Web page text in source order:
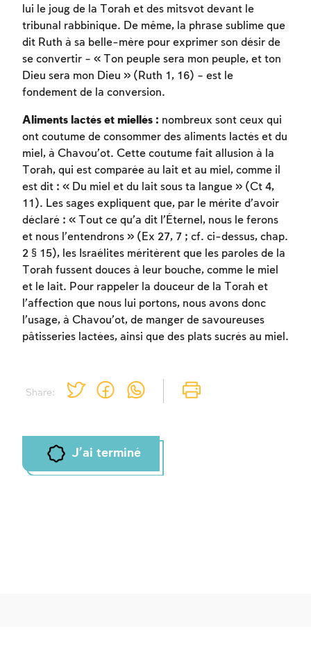
Share:
lui le joug de la Torah et des mitsvot devant le
tribunal rabbinique. De même, la phrase sublime que
dit Ruth à sa belle-mère pour exprimer son désir de
se convertir – « Ton peuple sera mon peuple, et ton
Dieu sera mon Dieu » (Ruth 1, 16) – est le
fondement de la conversion.
Aliments lactés et miellés : nombreux sont ceux qui
ont coutume de consommer des aliments lactés et du
miel, à Chavou’ot. Cette coutume fait allusion à la
Torah, qui est comparée au lait et au miel, comme il
est dit : « Du miel et du lait sous ta langue » (Ct 4,
11). Les sages expliquent que, par le mérite d’avoir
déclaré : « Tout ce qu’a dit l’Éternel, nous le ferons
et nous l’entendrons » (Ex 27, 7 ; cf. ci-dessus, chap.
2 § 15), les Israélites méritèrent que les paroles de la
Torah fussent douces à leur bouche, comme le miel
et le lait. Pour rappeler la douceur de la Torah et
l’affection que nous lui portons, nous avons donc
l’usage, à Chavou’ot, de manger de savoureuses
pâtisseries lactées, ainsi que des plats sucrés au miel.
J'ai terminé